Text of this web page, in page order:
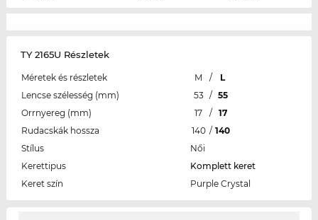
TY 2165U Részletek
Méretek és részletek M /
L
Lencse szélesség (mm)
53 / 55
Orrnyereg (mm)
17 /
17
Rudacskák hossza
140 / 140
Stílus
Női
Kerettipus
Komplett keret
Keret szín
Purple Crystal